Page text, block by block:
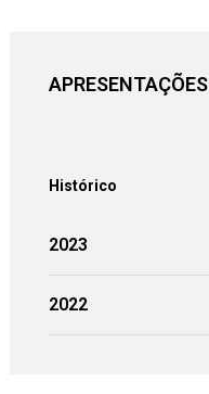
APRESENTAÇÕES
Histórico
2023
2022